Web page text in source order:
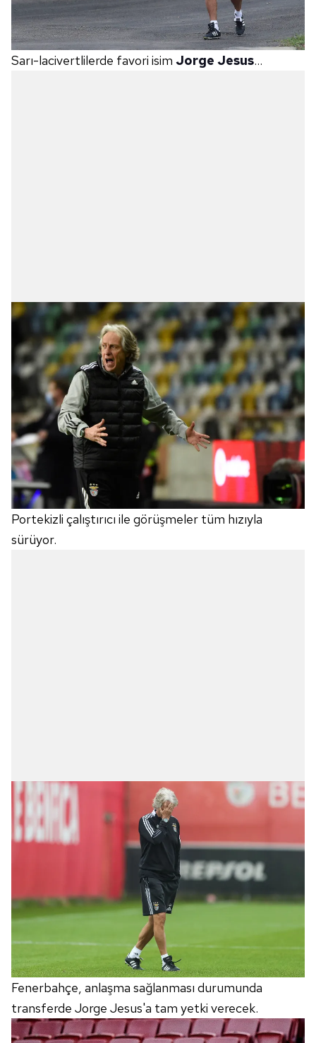
Sarı-lacivertlilerde favori isim Jorge Jesus...
Portekizli çalıştırıcı ile görüşmeler tüm hızıyla
sürüyor.
Fenerbahçe, anlaşma sağlanması durumunda
transferde Jorge Jesus'a tam yetki verecek.